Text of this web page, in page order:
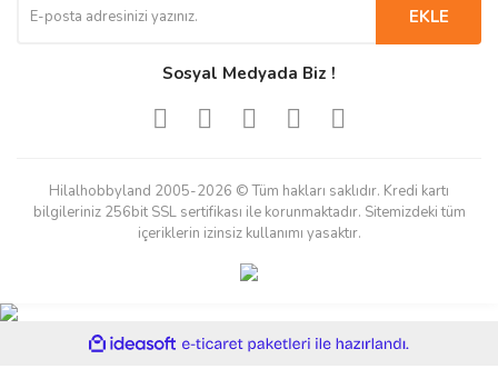
EKLE
Sosyal Medyada Biz !
Hilalhobbyland 2005-2026 © Tüm hakları saklıdır. Kredi kartı
bilgileriniz 256bit SSL sertifikası ile korunmaktadır. Sitemizdeki tüm
içeriklerin izinsiz kullanımı yasaktır.
ideasoft
e-